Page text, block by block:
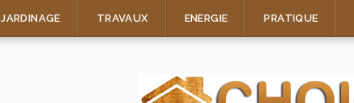
JARDINAGE TRAVAUX ENERGIE PRATIQUE